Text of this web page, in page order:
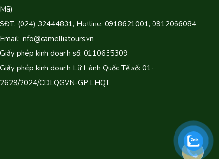
Mã)
SĐT: (024) 32444831, Hotline: 0918621001, 0912066084
Email: info@camelliatours.vn
Giấy phép kinh doanh số: 0110635309
Giấy phép kinh doanh Lữ Hành Quốc Tế số: 01-
2629/2024/CDLQGVN-GP LHQT